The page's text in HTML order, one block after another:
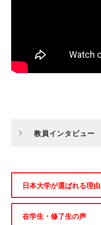
教員インタビュー
日本大学が選ばれる理由
在学生・修了生の声